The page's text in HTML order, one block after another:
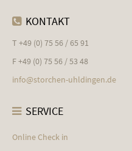
KONTAKT
T +49 (0) 75 56 / 65 91
F +49 (0) 75 56 / 53 48
info@storchen-uhldingen.de
SERVICE
Online Check in